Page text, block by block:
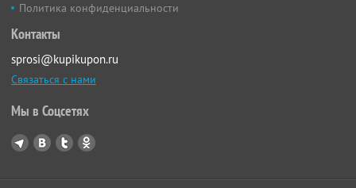
Политика конфиденциальности
Контакты
sprosi@kupikupon.ru
Связаться с нами
Мы в Соцсетях